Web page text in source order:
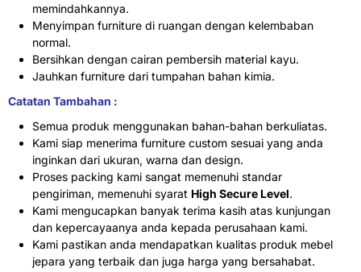
memindahkannya.
Menyimpan furniture di ruangan dengan kelembaban
normal.
Bersihkan dengan cairan pembersih material kayu.
Jauhkan furniture dari tumpahan bahan kimia.
Catatan Tambahan :
Semua produk menggunakan bahan-bahan berkuliatas.
Kami siap menerima furniture custom sesuai yang anda
inginkan dari ukuran, warna dan design.
Proses packing kami sangat memenuhi standar
pengiriman, memenuhi syarat High Secure Level.
Kami mengucapkan banyak terima kasih atas kunjungan
dan kepercayaanya anda kepada perusahaan kami.
Kami pastikan anda mendapatkan kualitas produk mebel
jepara yang terbaik dan juga harga yang bersahabat.